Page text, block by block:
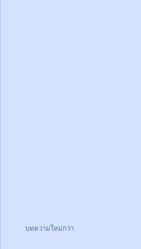
บทความใหม่กว่า